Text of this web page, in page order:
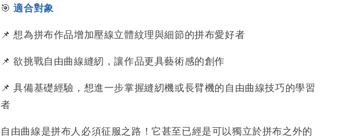
🎯 適合對象
📌 想為拼布作品增加壓線立體紋理與細節的拼布愛好者
📌 欲挑戰自由曲線縫紉，讓作品更具藝術感的創作
📌 具備基礎經驗，想進一步掌握縫紉機或長臂機的自由曲線技巧的學習
者
自由曲線是拼布人必須征服之路！它甚至已經是可以獨立於拼布之外的